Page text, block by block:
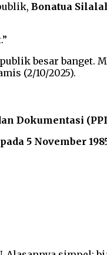
Bonatua
besar banget.
(2/10/2025).
Dokumentasi
5 November